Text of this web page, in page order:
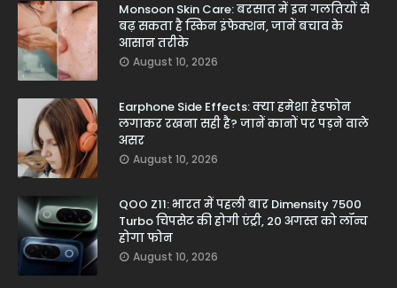
Monsoon Skin Care: बरसात में इन गलतियों से
बढ़ सकता है स्किन इंफेक्शन, जानें बचाव के
आसान तरीके
August 10, 2026
Earphone Side Effects: क्या हमेशा हेडफोन
लगाकर रखना सही है? जानें कानों पर पड़ने वाले
असर
August 10, 2026
QOO Z11: भारत में पहली बार Dimensity 7500
Turbo चिपसेट की होगी एंट्री, 20 अगस्त को लॉन्च
होगा फोन
August 10, 2026